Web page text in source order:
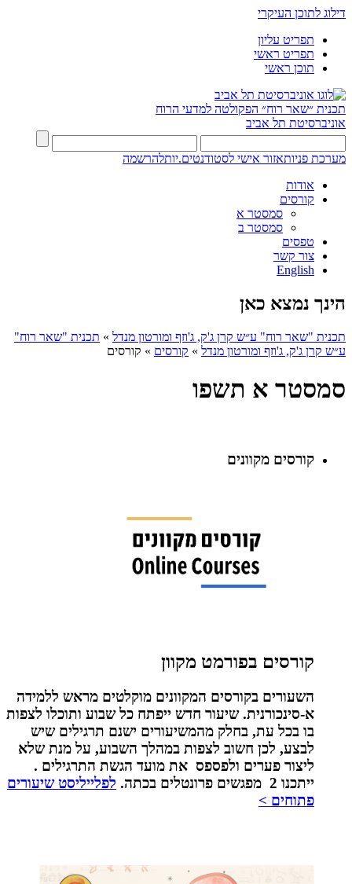
דילוג לתוכן העיקרי
תפריט עליון
תפריט ראשי
תוכן ראשי
תכנית ״שאר רוח״ הפקולטה למדעי הרוח
אוניברסיטת תל אביב
מערכת פניותאזור אישי לסטודנטים.יותלהרשמה
אודות
קורסים
סמסטר א
סמסטר ב
טפסים
צור קשר
English
הינך נמצא כאן
תכנית "שאר רוח" ע״ש קרן ג'ק, ג'וזף ומורטון מנדל » תכנית "שאר רוח"
ע״ש קרן ג'ק, ג'וזף ומורטון מנדל » קורסים » קורסים
סמסטר א תשפו
קורסים מקוונים
קורסים בפורמט מקוון
השעורים בקורסים המקוונים מוקלטים מראש ללמידה
א-סינכורנית. שיעור חדש ייפתח כל שבוע ותוכלו לצפות
בו בכל עת, בחלק מהמשיעורים ישנם תרגילים שיש
לבצע, לכן חשוב לצפות במהלך השבוע, על מנת שלא
ליצור פערים ולפספס את מועד הגשת התרגילים .
ייתכנו 2 מפגשים פרונטלים בכתה.
לפלייליסט שיעורים
פתוחים >